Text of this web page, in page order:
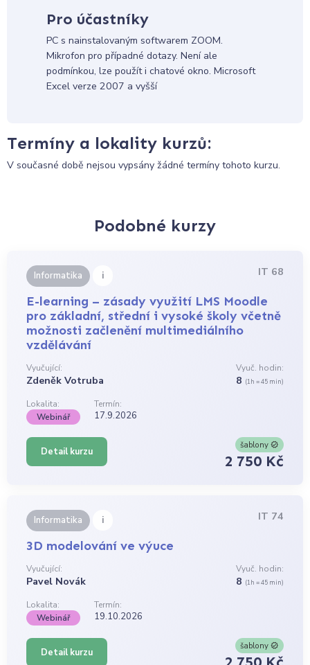
Pro účastníky
PC s nainstalovaným softwarem ZOOM.
Mikrofon pro případné dotazy. Není ale
podmínkou, lze použít i chatové okno. Microsoft
Excel verze 2007 a vyšší
Termíny a lokality kurzů:
V současné době nejsou vypsány žádné termíny tohoto kurzu.
Podobné kurzy
Informatika i IT 68
E-learning – zásady využití LMS Moodle
pro základní, střední i vysoké školy včetně
možnosti začlenění multimediálního
vzdělávání
Vyučující:
Zdeněk Votruba
Vyuč. hodin:
8 (1h = 45 min)
Lokalita:
Termín:
Webinář
17.9.2026
Detail kurzu
šablony
2 750 Kč
Informatika i IT 74
3D modelování ve výuce
Vyučující:
Pavel Novák
Vyuč. hodin:
8 (1h = 45 min)
Lokalita:
Termín:
Webinář
19.10.2026
Detail kurzu
šablony